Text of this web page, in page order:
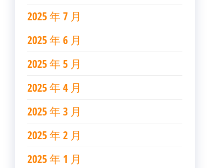
2025 年 7 月
2025 年 6 月
2025 年 5 月
2025 年 4 月
2025 年 3 月
2025 年 2 月
2025 年 1 月